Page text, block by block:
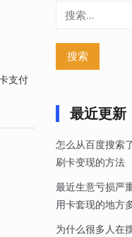
支付
最近更新
怎么从百度搜索
刷卡变现的方法
最近生意亏损严
用卡套现的地方
为什么很多人在